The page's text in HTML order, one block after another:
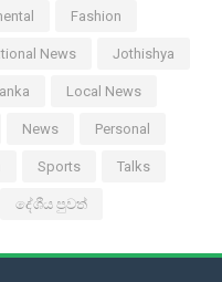
Fashion
News Jothishya
Local News
News Personal
Sports Talks
දේශීය පුවත්